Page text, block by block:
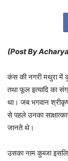
(Post By Acharya
कंस की नगरी मथुरा में
तथा फूल इत्यादि का
था। जब भगवान
से पहले उनका
जानते थे।
उसका नाम कुब्जा